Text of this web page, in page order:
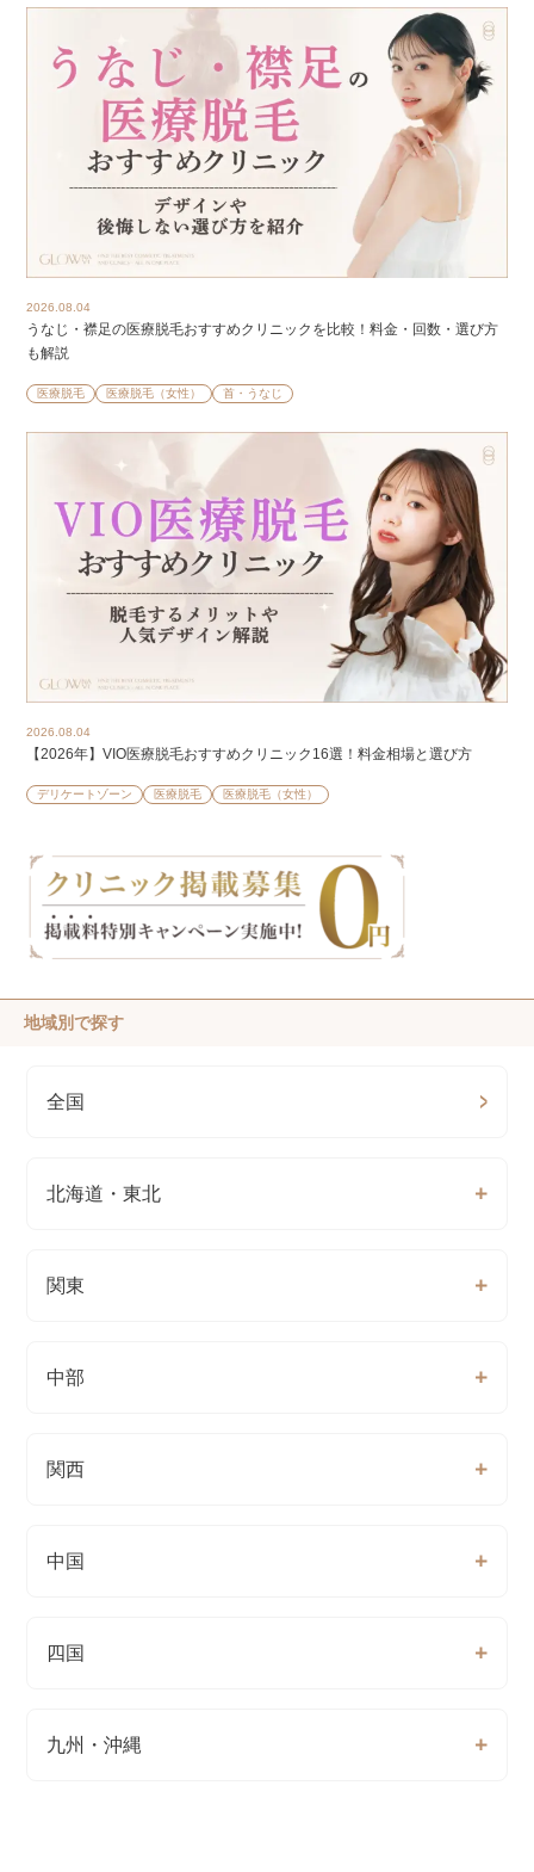
2026.08.04
うなじ・襟足の医療脱毛おすすめクリニックを比較！料金・回数・選び方
も解説
医療脱毛 医療脱毛（女性） 首・うなじ
2026.08.04
【2026年】VIO医療脱毛おすすめクリニック16選！料金相場と選び方
デリケートゾーン 医療脱毛 医療脱毛（女性）
地域別で探す
全国
北海道・東北
関東
中部
関西
中国
四国
九州・沖縄